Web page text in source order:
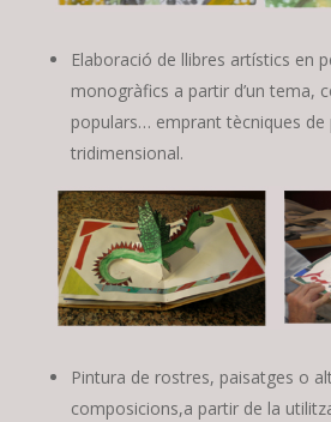
Elaboració de llibres artístics en
monogràfics a partir d’un tema,
populars… emprant tècniques
tridimensional.
Pintura de rostres, paisatges o
composicions,a partir de la